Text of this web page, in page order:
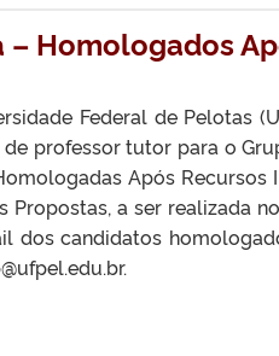
– Homologados
Federal de Pelotas
professor tutor para o
Após
Propostas, a ser realizada
dos candidatos